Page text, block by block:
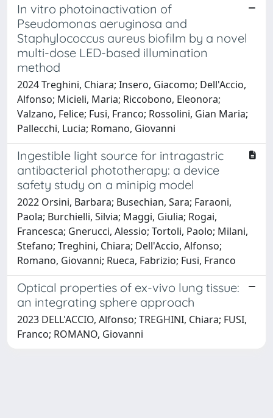
In vitro photoinactivation of
Pseudomonas aeruginosa and
Staphylococcus aureus biofilm by a novel
multi-dose LED-based illumination
method
2024 Treghini, Chiara; Insero, Giacomo; Dell'Accio,
Alfonso; Micieli, Maria; Riccobono, Eleonora;
Valzano, Felice; Fusi, Franco; Rossolini, Gian Maria;
Pallecchi, Lucia; Romano, Giovanni
Ingestible light source for intragastric
antibacterial phototherapy: a device
safety study on a minipig model
2022 Orsini, Barbara; Busechian, Sara; Faraoni,
Paola; Burchielli, Silvia; Maggi, Giulia; Rogai,
Francesca; Gnerucci, Alessio; Tortoli, Paolo; Milani,
Stefano; Treghini, Chiara; Dell'Accio, Alfonso;
Romano, Giovanni; Rueca, Fabrizio; Fusi, Franco
Optical properties of ex-vivo lung tissue:
an integrating sphere approach
2023 DELL'ACCIO, Alfonso; TREGHINI, Chiara; FUSI,
Franco; ROMANO, Giovanni